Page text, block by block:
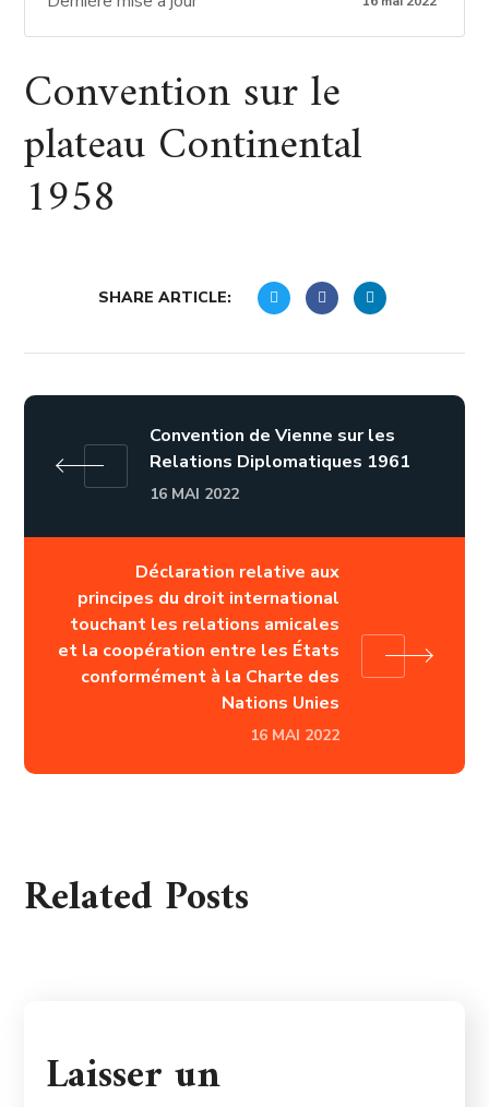
Convention sur le
plateau Continental
1958
SHARE ARTICLE:
Convention de Vienne sur les
Relations Diplomatiques 1961
16 MAI 2022
Déclaration relative aux
principes du droit international
touchant les relations amicales
et la coopération entre les États
conformément à la Charte des
Nations Unies
16 MAI 2022
Related Posts
Laisser un